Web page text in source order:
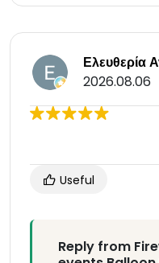
Ελευθερία
2026.08.06
Useful
Reply from